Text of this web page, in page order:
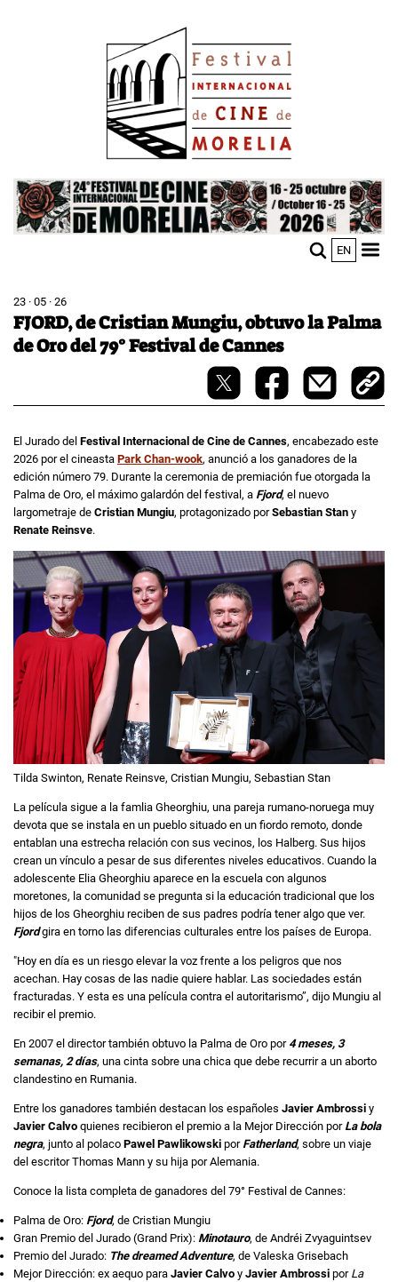
Image
EN
23 · 05 · 26
FJORD, de Cristian Mungiu, obtuvo la Palma
de Oro del 79° Festival de Cannes
El Jurado del Festival Internacional de Cine de Cannes, encabezado este
2026 por el cineasta Park Chan-wook, anunció a los ganadores de la
edición número 79. Durante la ceremonia de premiación fue otorgada la
Palma de Oro, el máximo galardón del festival, a Fjord, el nuevo
largometraje de Cristian Mungiu, protagonizado porSebastian Stan y
Renate Reinsve.
Tilda Swinton, Renate Reinsve, Cristian Mungiu, Sebastian Stan
La película sigue a la famlia Gheorghiu, una pareja rumano-noruega muy
devota que se instala en un pueblo situado en un fiordo remoto, donde
entablan una estrecha relación con sus vecinos, los Halberg. Sus hijos
crean un vínculo a pesar de sus diferentes niveles educativos. Cuando la
adolescente Elia Gheorghiu aparece en la escuela con algunos
moretones, la comunidad se pregunta si la educación tradicional que los
hijos de los Gheorghiu reciben de sus padres podría tener algo que ver.
Fjordgira en torno las diferencias culturales entre los países de Europa.
"Hoy en día es un riesgo elevar la voz frente a los peligros que nos
acechan. Hay cosas de las nadie quiere hablar. Las sociedades están
fracturadas. Y esta es una película contra el autoritarismo”, dijo Mungiu al
recibir el premio.
En 2007 el director también obtuvo la Palma de Oro por 4 meses, 3
semanas, 2 días, una cinta sobre una chica que debe recurrir a un aborto
clandestino en Rumania.
Entre los ganadores también destacan los españoles Javier Ambrossi y
Javier Calvo quienes recibieron el premio a la Mejor Dirección por La bola
negra, junto al polaco Pawel Pawlikowski por Fatherland, sobre un viaje
del escritor Thomas Mann y su hija por Alemania.
Conoce la lista completa de ganadores del 79° Festival de Cannes:
Palma de Oro: Fjord, de Cristian Mungiu
Gran Premio del Jurado (Grand Prix): Minotauro, de Andréi Zvyaguintsev
Premio del Jurado: The dreamed Adventure, de Valeska Grisebach
Mejor Dirección: ex aequo para Javier Calvo y Javier Ambrossi por La